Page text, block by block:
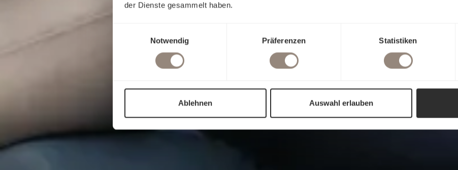
der Dienste gesammelt haben.
Notwendig
Präferenzen Statistiken
Ablehnen Auswahl erlauben